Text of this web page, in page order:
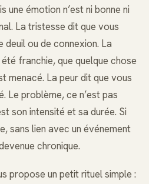
une émotion n’est ni bonne ni
La tristesse dit que vous
ou de connexion. La
franchie, que quelque chose
menacé. La peur dit que vous
Le problème, ce n’est pas
son intensité et sa durée. Si
sans lien avec un événement
chronique.
propose un petit rituel simple :